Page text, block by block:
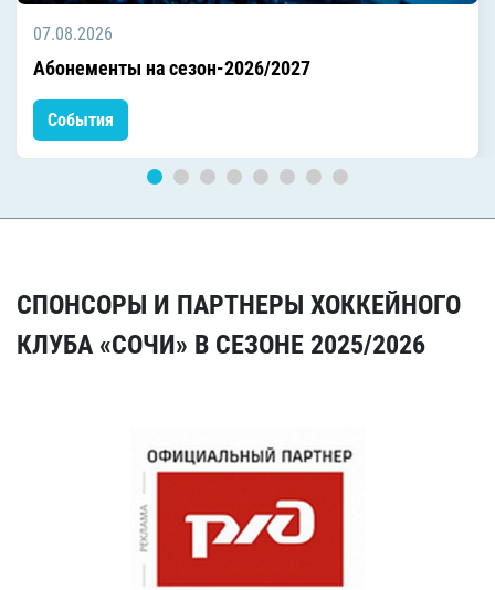
07.08.2026
Абонементы на сезон-2026/2027
События
СПОНСОРЫ И ПАРТНЕРЫ ХОККЕЙНОГО
КЛУБА «СОЧИ» В СЕЗОНЕ 2025/2026